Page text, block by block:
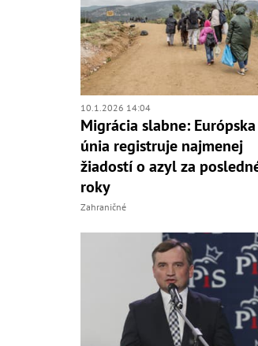
10.1.2026 14:04
Migrácia slabne: Európska
únia registruje najmenej
žiadostí o azyl za
roky
Zahraničné